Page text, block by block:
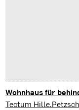
Wohnhaus für
Hauteroda
Tectum